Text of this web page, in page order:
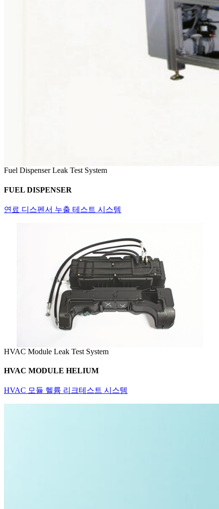
Fuel Dispenser Leak Test System
FUEL DISPENSER
연료 디스펜서 누출 테스트 시스템
HVAC Module Leak Test System
HVAC MODULE HELIUM
HVAC 모듈 헬륨 리크테스트 시스템